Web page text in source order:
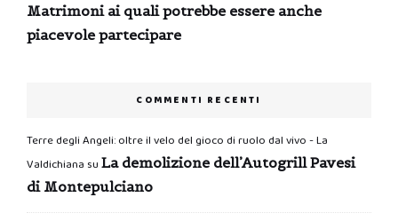
Matrimoni ai quali potrebbe essere anche
piacevole partecipare
COMMENTI RECENTI
Terre degli Angeli: oltre il velo del gioco di ruolo dal vivo - La
Valdichiana su La demolizione dell’Autogrill Pavesi
di Montepulciano